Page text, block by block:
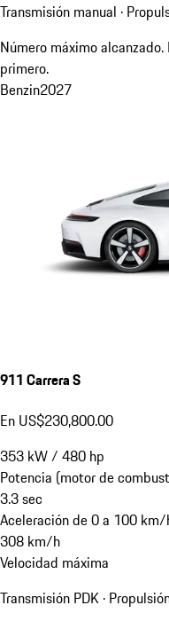
Transmisión manual ·
Número máximo
primero.
Benzin2027
911 Carrera S
En US$230,800.00
353 kW/ 480 hp
Potencia (motor de
3.3sec
Aceleración de 0 a 100
308 km/h
Velocidad máxima
Transmisión PDK ·